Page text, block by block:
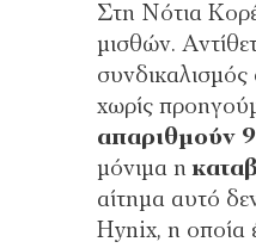
Στη Νότια
µισθών.
χωρίς
απαριθµούν
µόνιµα η
αίτηµα αυτό
Hynix, η οποία